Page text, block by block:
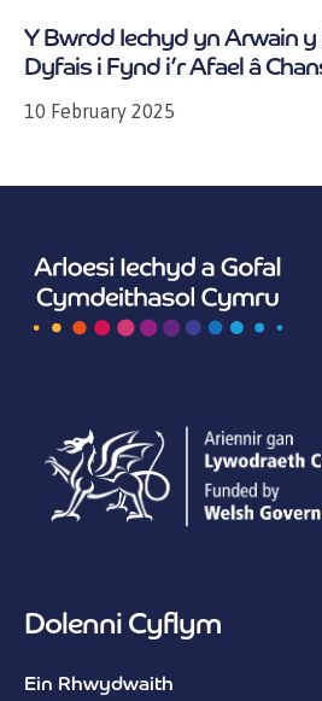
Y Bwrdd Iechyd yn Arwain
Dyfais i Fynd i’r Afael â
10 February 2025
Dolenni Cyflym
Ein Rhwydwaith